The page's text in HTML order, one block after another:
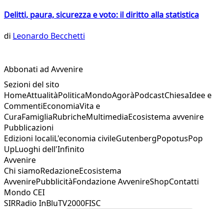
Delitti, paura, sicurezza e voto: il diritto alla statistica
di Leonardo Becchetti
Abbonati ad Avvenire
Sezioni del sito
HomeAttualitàPoliticaMondoAgoràPodcastChiesaIdee e
CommentiEconomiaVita e
CuraFamigliaRubricheMultimediaEcosistema avvenire
Pubblicazioni
Edizioni localiL'economia civileGutenbergPopotusPop
UpLuoghi dell'Infinito
Avvenire
Chi siamoRedazioneEcosistema
AvvenirePubblicitàFondazione AvvenireShopContatti
Mondo CEI
SIRRadio InBluTV2000FISC